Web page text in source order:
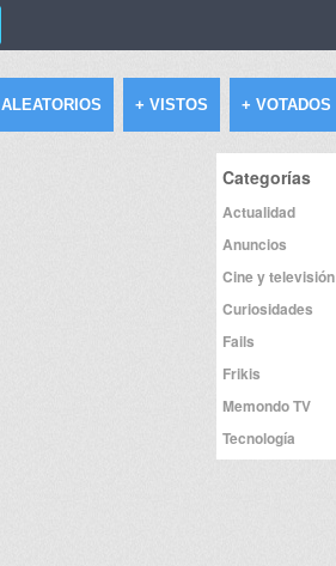
ALEATORIOS + VISTOS + VOTADOS
Categorías
Actualidad
Anuncios
Cine y televisión
Curiosidades
Fails
Frikis
Memondo TV
Tecnología